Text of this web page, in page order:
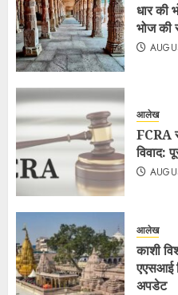
धार की
भोज की
आलेख
FCRA
विवाद:
आलेख
काशी
एएसआई
अपडेट